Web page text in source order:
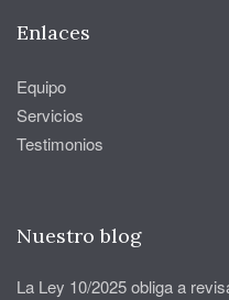
Enlaces
Equipo
Servicios
Testimonios
Nuestro blog
La Ley 10/2025 obliga a